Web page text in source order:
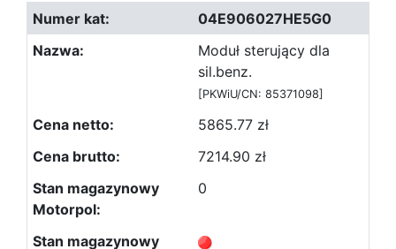
04E906027HE5G0
Moduł sterujący dla
sil.benz.
[PKWiU/CN: 85371098]
5865.77 zł
7214.90 zł
0